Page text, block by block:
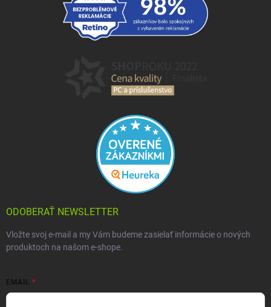
ODOBERAŤ NEWSLETTER
Vložte svoj e-mail a my Vám budeme zasielať informácie o nových
produktoch na našom e-shope.
EMAIL